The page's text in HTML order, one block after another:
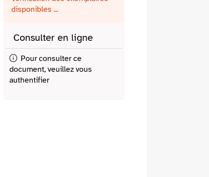
disponibles ...
Consulter en ligne
Pour consulter ce
document, veuillez vous
authentifier